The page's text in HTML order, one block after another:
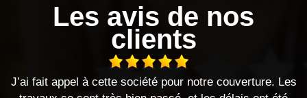
Les avis de nos
clients
Les
Je recommande au top !!